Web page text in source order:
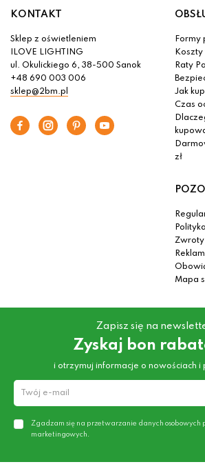
KONTAKT
Sklep z oświetleniem
ILOVE LIGHTING
ul. Okulickiego 6, 38-500 Sanok
+48 690 003 006
sklep@2bm.pl
Formy
Koszty
Raty
Jak
Czas
zł
Zwroty
Mapa
Zapisz się na
Zyskaj bon
i otrzymuj informacje o nowościach i
Zgadzam się na przetwarzanie danych osobowych
marketingowych.